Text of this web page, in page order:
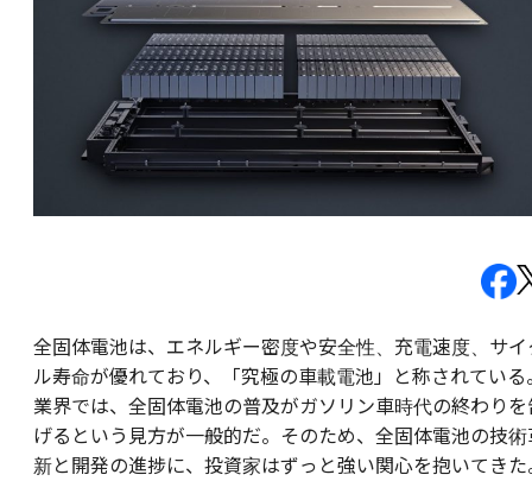
全固体電池は、エネルギー密度や安全性、充電速度、サイ
ル寿命が優れており、「究極の車載電池」と称されている
業界では、全固体電池の普及がガソリン車時代の終わりを
げるという見方が一般的だ。そのため、全固体電池の技術
新と開発の進捗に、投資家はずっと強い関心を抱いてきた